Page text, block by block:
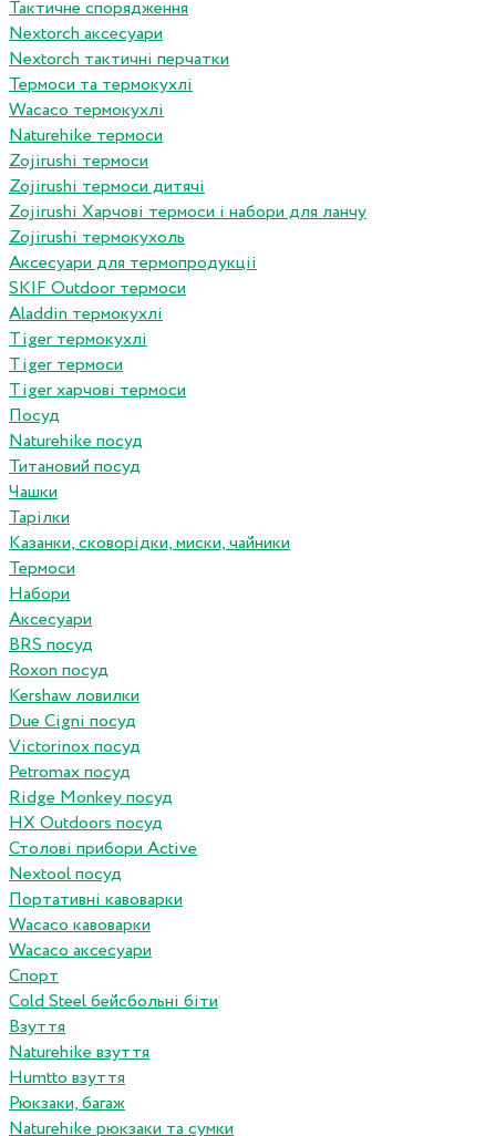
Тактичне спорядження
Nextorch аксесуари
Nextorch тактичні перчатки
Термоси та термокухлі
Wacaco термокухлі
Naturehike термоси
Zojirushi термоси
Zojirushi термоси дитячі
Zojirushi Харчові термоси і набори для ланчу
Zojirushi термокухоль
Аксесуари для термопродукціі
SKIF Outdoor термоси
Aladdin термокухлі
Tiger термокухлі
Tiger термоси
Tiger харчові термоси
Посуд
Naturehike посуд
Титановий посуд
Чашки
Тарілки
Казанки, сковорідки, миски, чайники
Термоси
Набори
Аксесуари
BRS посуд
Roxon посуд
Kershaw ловилки
Due Cigni посуд
Victorinox посуд
Petromax посуд
Ridge Monkey посуд
HX Outdoors посуд
Столові прибори Active
Nextool посуд
Портативні кавоварки
Wacaco кавоварки
Wacaco аксесуари
Спорт
Cold Steel бейсбольні біти
Взуття
Naturehike взуття
Humtto взуття
Рюкзаки, багаж
Naturehike рюкзаки та сумки